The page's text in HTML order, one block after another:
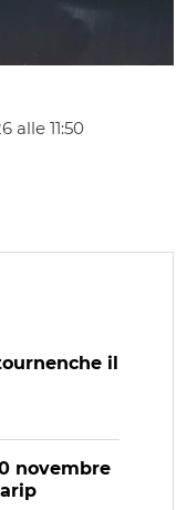
alle 11:50
il
novembre